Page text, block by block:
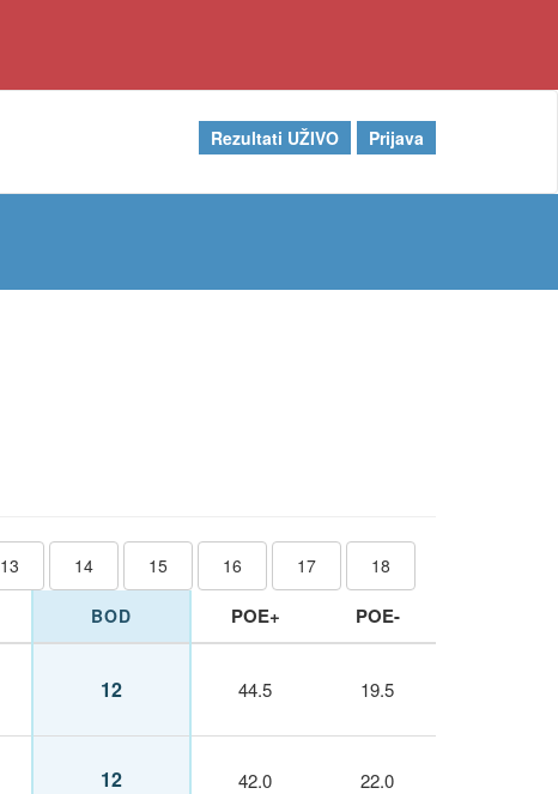
Rezultati UŽIVO Prijava
13 14 15 16 17 18
BOD POE+ POE-
12 44.5 19.5
12 42.0 22.0